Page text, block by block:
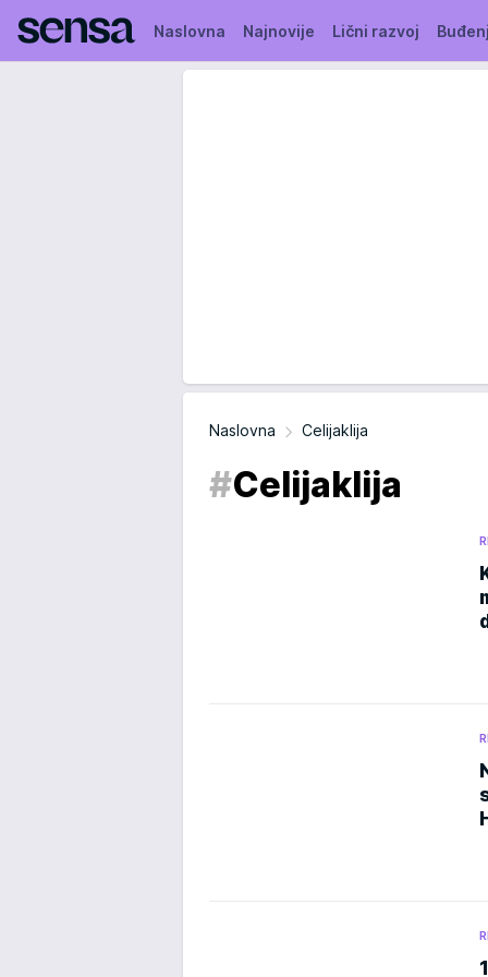
Naslovna Najnovije Lični razvoj
Naslovna Celijaklija
#Celijaklija